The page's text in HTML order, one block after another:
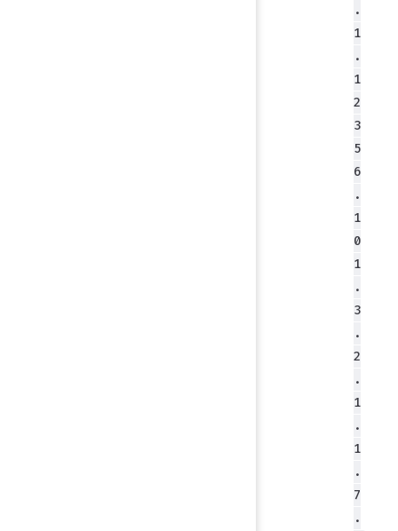
.
1
.
1
2
3
5
6
.
1
0
1
.
3
.
2
.
1
.
1
.
7
.